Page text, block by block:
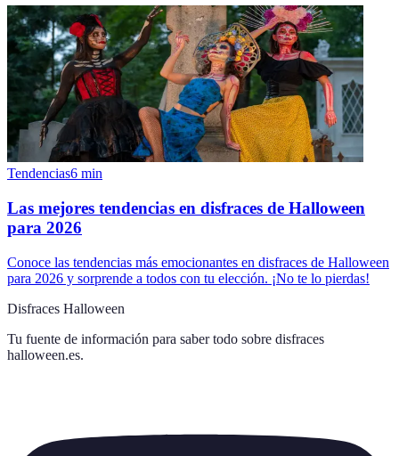
Tendencias6 min
Las mejores tendencias en disfraces de Halloween
para 2026
Conoce las tendencias más emocionantes en disfraces de Halloween
para 2026 y sorprende a todos con tu elección. ¡No te lo pierdas!
Disfraces Halloween
Tu fuente de información para saber todo sobre disfraces
halloween.es.